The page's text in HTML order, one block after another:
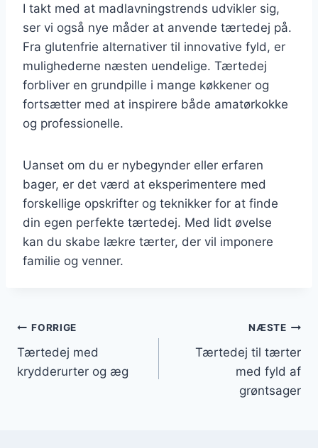
I takt med at madlavningstrends udvikler sig,
ser vi også nye måder at anvende tærtedej på.
Fra glutenfrie alternativer til innovative fyld, er
mulighederne næsten uendelige. Tærtedej
forbliver en grundpille i mange køkkener og
fortsætter med at inspirere både amatørkokke
og professionelle.
Uanset om du er nybegynder eller erfaren
bager, er det værd at eksperimentere med
forskellige opskrifter og teknikker for at finde
din egen perfekte tærtedej. Med lidt øvelse
kan du skabe lækre tærter, der vil imponere
familie og venner.
Indlægsnavigation
FORRIGE
Tærtedej med
krydderurter og æg
NÆSTE
Tærtedej til tærter
med fyld af
grøntsager